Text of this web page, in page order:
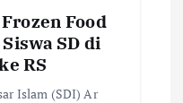
Food
SD di
RS
Islam (SDI) Ar